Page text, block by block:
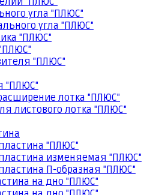
угла "ПЛЮС"
угла "ПЛЮС"
"ПЛЮС"
"ПЛЮС"
"ПЛЮС"
лотка "ПЛЮС"
листового лотка "ПЛЮС"
"ПЛЮС"
изменяемая "ПЛЮС"
П-образная "ПЛЮС"
на дно "ПЛЮС"